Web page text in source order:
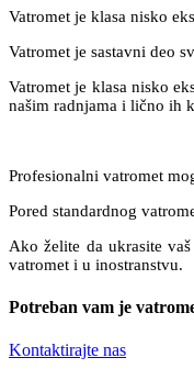
Vatromet je klasa nisko
Vatromet je sastavni deo
Vatromet je klasa nisko
našim radnjama i lično ih
Profesionalni vatromet
Pored standardnog
Ako želite da ukrasite
vatromet i u inostranstvu.
Potreban vam je
Kontaktirajte nas